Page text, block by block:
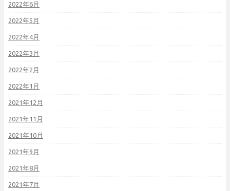
2022年6月
2022年5月
2022年4月
2022年3月
2022年2月
2022年1月
2021年12月
2021年11月
2021年10月
2021年9月
2021年8月
2021年7月